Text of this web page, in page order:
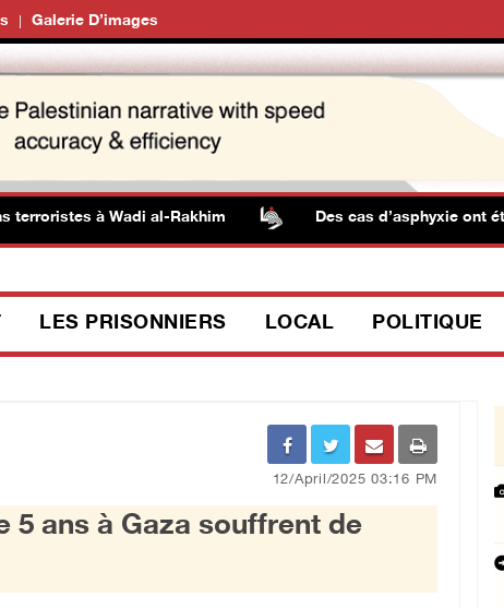
Galerie D’images
à Wadi al-Rakhim Des cas d’asphyxie ont
LES PRISONNIERS LOCAL POLITIQUE
12/April/2025 03:16 PM
5 ans à Gaza souffrent de